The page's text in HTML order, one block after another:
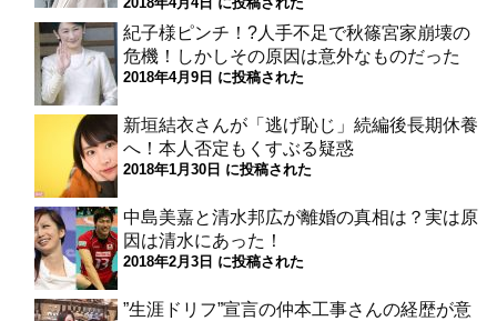
紀子様ピンチ！?人手不足で秋篠宮家崩壊の
危機！しかしその原因は意外なものだった
2018年4月9日 に投稿された
新垣結衣さんが「逃げ恥じ」続編後長期休養
へ！本人否定もくすぶる疑惑
2018年1月30日 に投稿された
中島美嘉と清水邦広が離婚の真相は？実は原
因は清水にあった！
2018年2月3日 に投稿された
”生涯ドリフ”宣言の仲本工事さんの経歴が意